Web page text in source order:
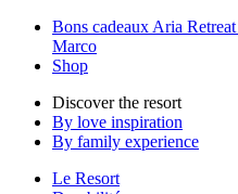
Bons cadeaux Aria
Marco
Shop
Discover the resort
By love inspiration
By family experience
Le Resort